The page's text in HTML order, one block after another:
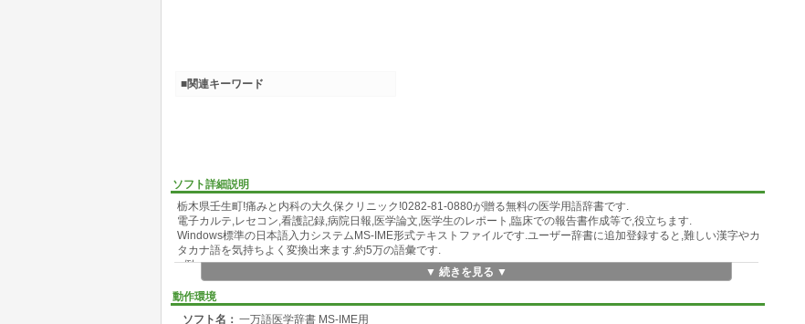
ソフト詳細説明
栃木県壬生町!痛みと内科の大久保クリニック!0282-81-0880が贈る無料の医学用語辞書です.
電子カルテ,レセコン,看護記録,病院日報,医学論文,医学生のレポート,臨床での報告書作成等で,役立ちます.
Windows標準の日本語入力システムMS-IME形式テキストファイルです.ユーザー辞書に追加登録すると,難しい漢字やカ
タカナ語を気持ちよく変換出来ます.約5万の語彙です.
■例■
難読語:胼胝(べんち),疣贅(ゆうぜい),辷(すべり),鑷子(せっし),鋭匙(えいひ)
ペインクリニック:神経痛,しびれ,関節痛,リウマチ,骨粗鬆症,帯状疱疹,癌性疼痛,難病,原因不明,線維筋痛症,慢性疲労症候
群,腰痛,自律神経失調層,肩こり,片頭痛,緊張型頭痛整形外科:脊柱管狭窄症,変形性脊椎症,椎間板ヘルニア,後縦靱帯骨化症,
▼ 続きを見る ▼
動作環境
ソフト名： 一万語医学辞書 MS-IME用
■関連キーワード